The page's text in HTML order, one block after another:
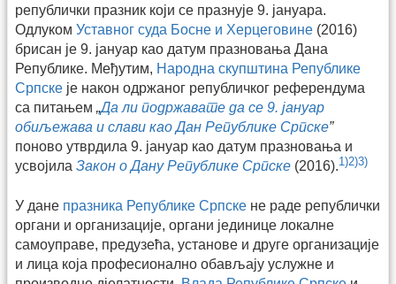
републички празник који се празнује 9. јануара.
Одлуком Уставног суда Босне и Херцеговине (2016)
брисан је 9. јануар као датум празновања Дана
Републике. Међутим, Народна скупштина Републике
Српске је након одржаног републичког референдума
са питањем „Да ли подржавате да се 9. јануар
обиљежава и слави као Дан Републике Српске”
поново утврдила 9. јануар као датум празновања и
усвојила Закон о Дану Републике Српске (2016).1)2)3)
У дане празника Републике Српске не раде републички
органи и организације, органи јединице локалне
самоуправе, предузећа, установе и друге организације
и лица која професионално обављају услужне и